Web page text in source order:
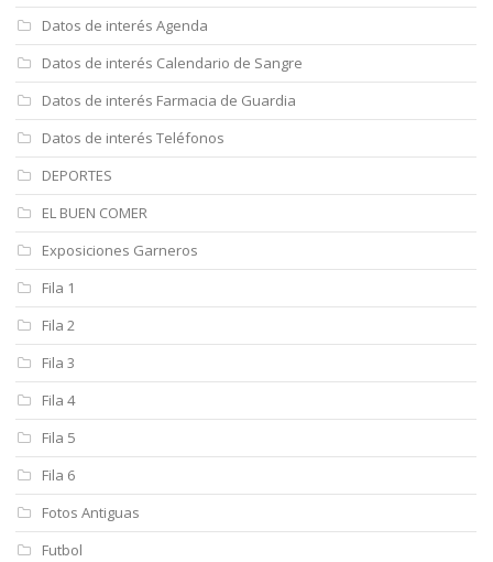
Datos de interés Agenda
Datos de interés Calendario de Sangre
Datos de interés Farmacia de Guardia
Datos de interés Teléfonos
DEPORTES
EL BUEN COMER
Exposiciones Garneros
Fila 1
Fila 2
Fila 3
Fila 4
Fila 5
Fila 6
Fotos Antiguas
Futbol